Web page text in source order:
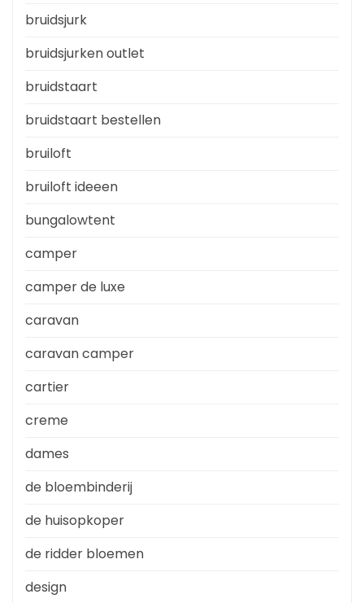
bruidsjurk
bruidsjurken outlet
bruidstaart
bruidstaart bestellen
bruiloft
bruiloft ideeen
bungalowtent
camper
camper de luxe
caravan
caravan camper
cartier
creme
dames
de bloembinderij
de huisopkoper
de ridder bloemen
design